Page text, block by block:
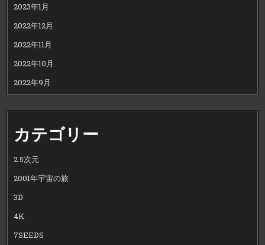
2023年1月
2022年12月
2022年11月
2022年10月
2022年9月
カテゴリー
2.5次元
2001年宇宙の旅
3D
4K
7SEEDS